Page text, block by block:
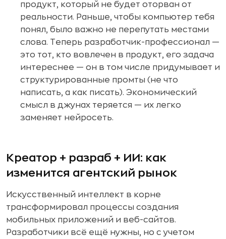
продукт, который не будет оторван от
реальности. Раньше, чтобы компьютер тебя
понял, было важно не перепутать местами
слова. Теперь разработчик-профессионал —
это тот, кто вовлечен в продукт, его задача
интереснее — он в том числе придумывает и
структурированные промты (не что
написать, а как писать). Экономический
смысл в джунах теряется — их легко
заменяет нейросеть.
Креатор + разраб + ИИ: как
изменится агентский рынок
Искусственный интеллект в корне
трансформировал процессы создания
мобильных приложений и веб-сайтов.
Разработчики всё ещё нужны, но с учетом